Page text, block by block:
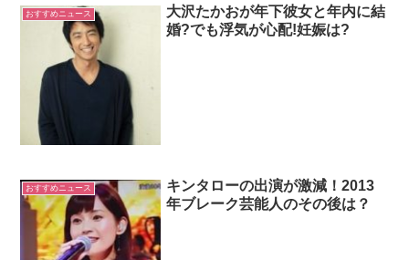
おすすめニュース
大沢たかおが年下彼女と年内に結
婚?でも浮気が心配!妊娠は?
おすすめニュース
キンタローの出演が激減！2013
年ブレーク芸能人のその後は？